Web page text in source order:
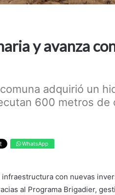
y avanza
adquirió un
600 metros de
WhatsApp
con nuevas
al Programa Brigadier,